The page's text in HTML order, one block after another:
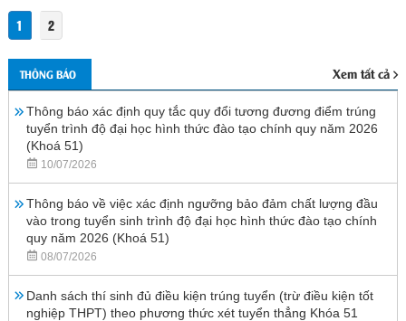
1 2
THÔNG BÁO Xem tất cả
Thông báo xác định quy tắc quy đổi tương đương điểm trúng
tuyển trình độ đại học hình thức đào tạo chính quy năm 2026
(Khoá 51)
10/07/2026
Thông báo về việc xác định ngưỡng bảo đảm chất lượng đầu
vào trong tuyển sinh trình độ đại học hình thức đào tạo chính
quy năm 2026 (Khoá 51)
08/07/2026
Danh sách thí sinh đủ điều kiện trúng tuyển (trừ điều kiện tốt
nghiệp THPT) theo phương thức xét tuyển thẳng Khóa 51